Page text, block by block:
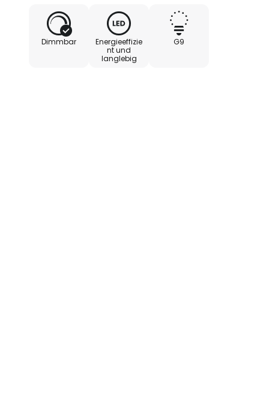
Dimmbar
Energieeffizie
nt und
langlebig
G9